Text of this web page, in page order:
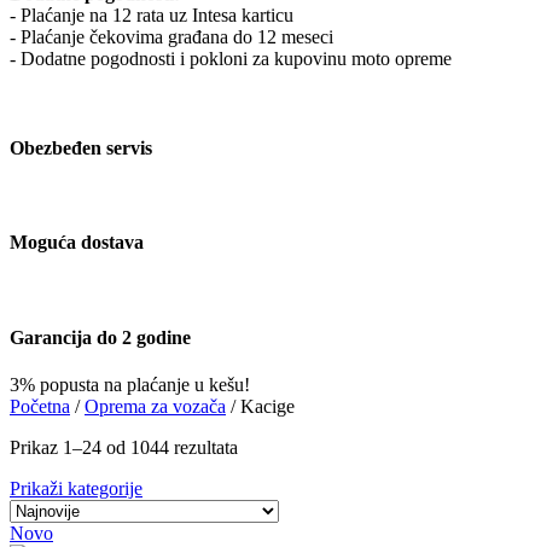
- Plaćanje na 12 rata uz Intesa karticu
- Plaćanje čekovima građana do 12 meseci
- Dodatne pogodnosti i pokloni za kupovinu moto opreme
Obezbeđen servis
Moguća dostava
Garancija do 2 godine
3% popusta na plaćanje u kešu!
Početna /Oprema za vozača /Kacige
Prikaz 1–24 od 1044 rezultata
Prikaži kategorije
Novo